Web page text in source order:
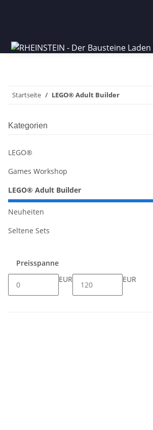
Startseite LEGO® Adult Builder
Kategorien
LEGO®
Games Workshop
LEGO® Adult Builder
Neuheiten
Seltene Sets
Preisspanne
EUR
EUR